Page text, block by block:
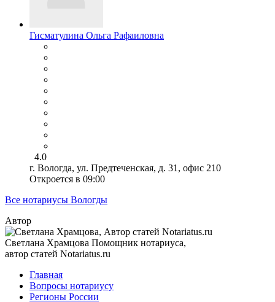
Гисматулина Ольга Рафаиловна
4.0
г. Вологда, ул. Предтеченская, д. 31, офис 210
Откроется в 09:00
Все нотариусы Вологды
Автор
Светлана Храмцова Помощник нотариуса,
автор статей Notariatus.ru
Главная
Вопросы нотариусу
Регионы России